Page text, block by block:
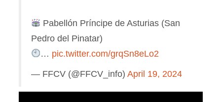
Pabellón Príncipe de Asturias (San
Pedro del Pinatar)
… pic.twitter.com/grqSn8eLo2
— FFCV (@FFCV_info) April 19, 2024